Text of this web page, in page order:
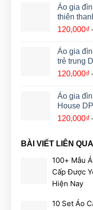
Áo gia
thiên
120,000₫
Áo gia
trẻ trung
120,000₫
Áo gia
House
120,000₫
BÀI VIẾT LIÊN
100+ Mẫu
Cấp Được
Hiện Nay
10 Set Áo